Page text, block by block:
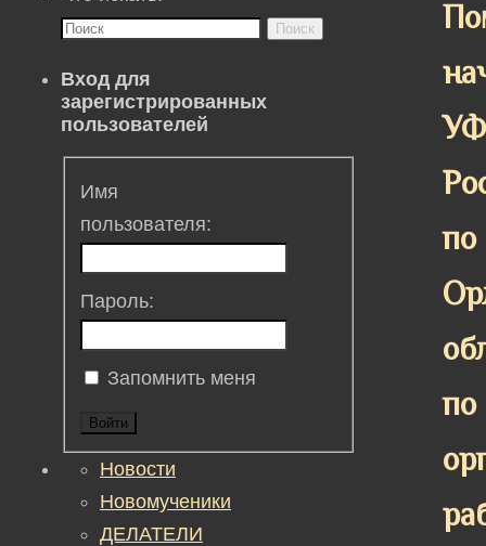
по
по
Поиск
Вход для
зарегистрированных
пользователей
Имя
пользователя:
Пароль:
Запомнить меня
Войти
Новости
Новомученики
ДЕЛАТЕЛИ